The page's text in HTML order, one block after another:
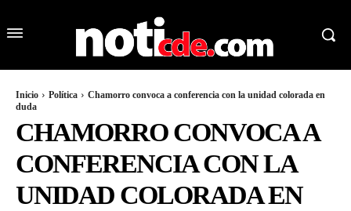
Inicio Política
Chamorro convoca a conferencia con la unidad colorada en
duda
CHAMORRO CONVOCA A
CONFERENCIA CON LA
UNIDAD COLORADA EN